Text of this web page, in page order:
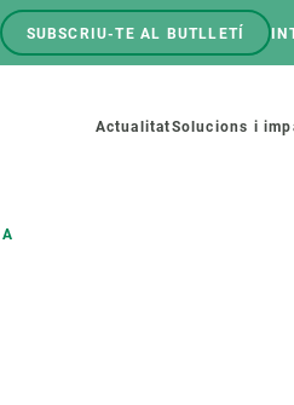
Menú
SUBSCRIU-TE AL BUTLLETÍ
Menú
ActualitatSolucions i